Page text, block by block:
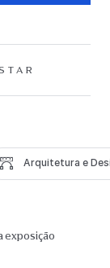
Arquitetura e
exposição